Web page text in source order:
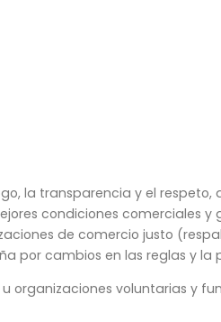
la transparencia y el
condiciones comerciales
de comercio justo
por cambios en las reglas y
organizaciones voluntarias y